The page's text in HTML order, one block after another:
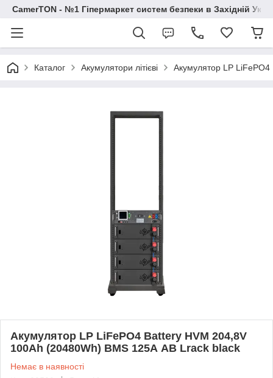
CamerTON - №1 Гіпермаркет систем безпеки в Західній
Каталог Акумулятори літієві Акумулятор LP
Акумулятор LP LiFePO4 Battery HVM 204,8V
100Ah (20480Wh) BMS 125А AB Lrack black
Немає в наявності